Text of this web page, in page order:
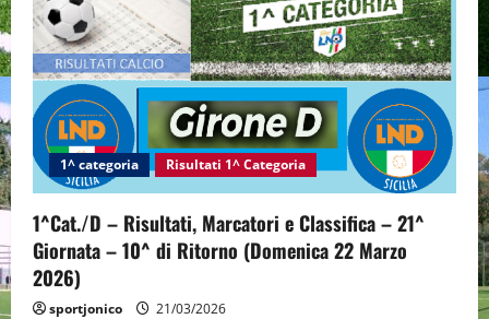
1^ categoria Risultati 1^ Categoria
1^Cat./D – Risultati, Marcatori e Classifica – 21^
Giornata – 10^ di Ritorno (Domenica 22 Marzo
2026)
sportjonico 21/03/2026